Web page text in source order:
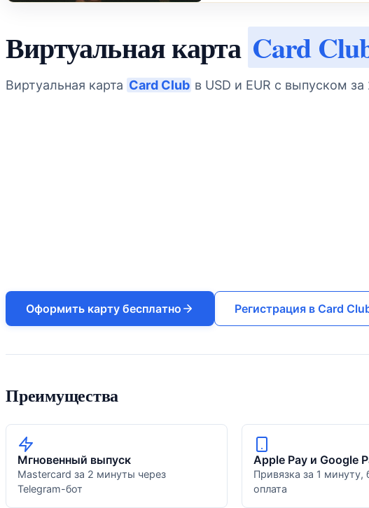
Виртуальная карта Card
Виртуальная карта Card Club в USD и EUR с выпуском
Оформить карту бесплатно Регистрация в Card
Преимущества
Мгновенный выпуск
Mastercard за 2 минуты через
Telegram-бот
Apple Pay и Google
Привязка за 1 минуту,
оплата